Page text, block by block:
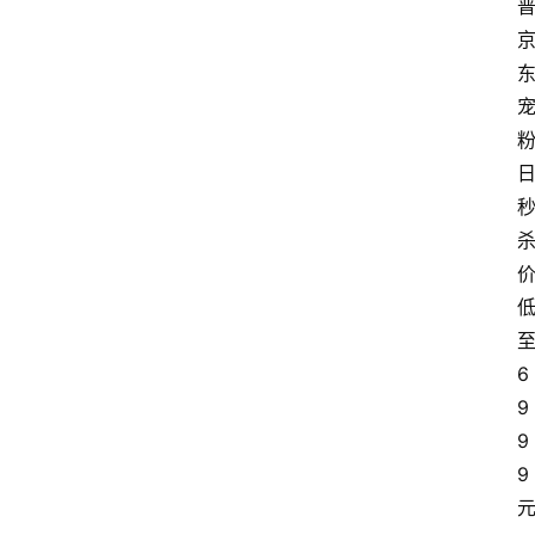
普
京
东
宠
粉
日
秒
杀
价
低
至
6
9
9
9
元